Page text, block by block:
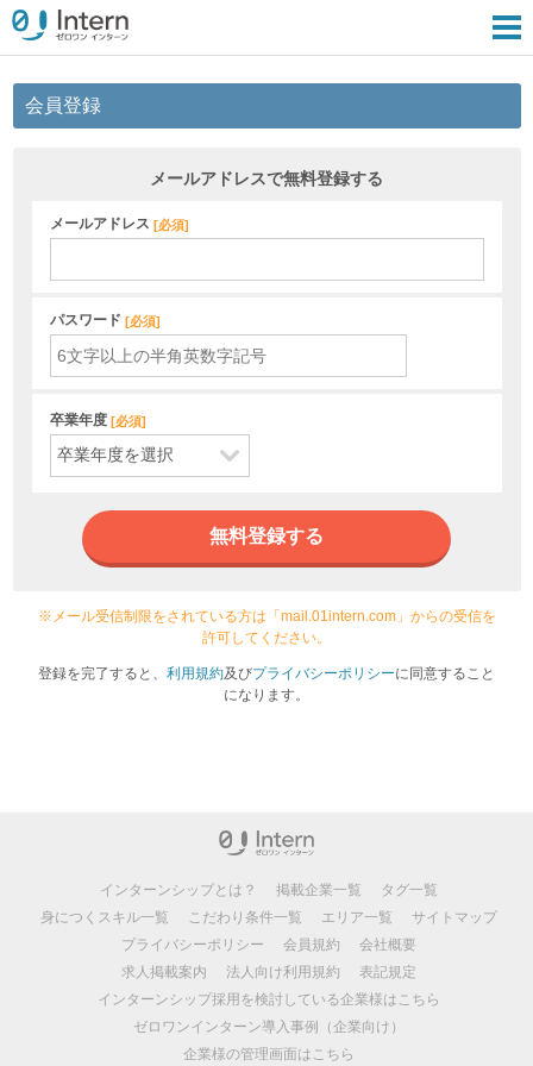
会員登録
メールアドレスで無料登録する
メールアドレス [必須]
パスワード [必須]
卒業年度 [必須]
無料登録する
※メール受信制限をされている方は「mail.01intern.com」からの受信を
許可してください。
登録を完了すると、 利用規約及びプライバシーポリシーに同意すること
になります。
インターンシップとは？ 掲載企業一覧
タグ一覧
身につくスキル一覧
こだわり条件一覧 エリア一覧
サイトマップ
プライバシーポリシー
会員規約
会社概要
求人掲載案内
法人向け利用規約
表記規定
インターンシップ採用を検討している企業様はこちら
ゼロワンインターン導入事例（企業向け）
企業様の管理画面はこちら